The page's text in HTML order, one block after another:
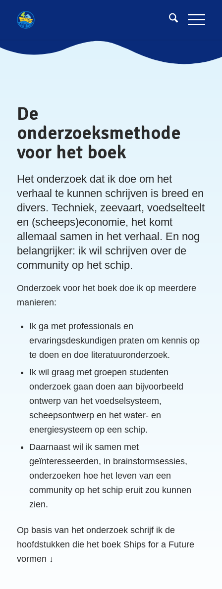
De
onderzoeksmethode
voor het boek
Het onderzoek dat ik doe om het
verhaal te kunnen schrijven is breed en
divers. Techniek, zeevaart, voedselteelt
en (scheeps)economie, het komt
allemaal samen in het verhaal. En nog
belangrijker: ik wil schrijven over de
community op het schip.
Onderzoek voor het boek doe ik op meerdere
manieren:
Ik ga met professionals en
ervaringsdeskundigen praten om kennis op
te doen en doe literatuuronderzoek.
Ik wil graag met groepen studenten
onderzoek gaan doen aan bijvoorbeeld
ontwerp van het voedselsysteem,
scheepsontwerp en het water- en
energiesysteem op een schip.
Daarnaast wil ik samen met
geïnteresseerden, in brainstormsessies,
onderzoeken hoe het leven van een
community op het schip eruit zou kunnen
zien.
Op basis van het onderzoek schrijf ik de
hoofdstukken die het boek Ships for a Future
vormen ↓